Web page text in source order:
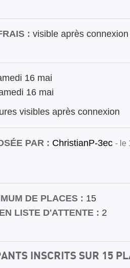
: visible après connexion
16 mai
16 mai
visibles après connexion
PAR : ChristianP-3ec - le
DE PLACES : 15
LISTE D'ATTENTE : 2
INSCRITS SUR 15